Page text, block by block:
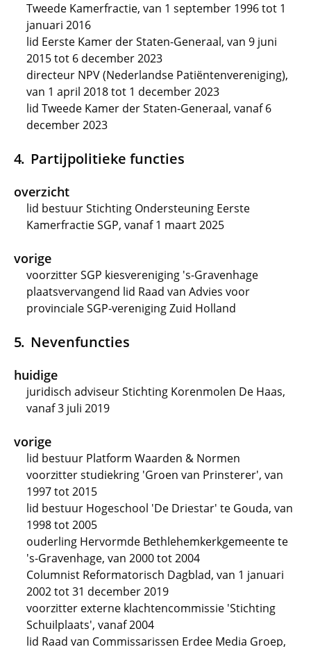
Tweede Kamerfractie, van 1 september 1996 tot 1
januari 2016
lid Eerste Kamer der Staten-Generaal, van 9 juni
2015 tot 6 december 2023
directeur NPV (Nederlandse Patiëntenvereniging),
van 1 april 2018 tot 1 december 2023
lid Tweede Kamer der Staten-Generaal, vanaf 6
december 2023
Partijpolitieke functies
overzicht
lid bestuur Stichting Ondersteuning Eerste
Kamerfractie SGP, vanaf 1 maart 2025
vorige
voorzitter SGP kiesvereniging 's-Gravenhage
plaatsvervangend lid Raad van Advies voor
provinciale SGP-vereniging Zuid Holland
Nevenfuncties
huidige
juridisch adviseur Stichting Korenmolen De Haas,
vanaf 3 juli 2019
vorige
lid bestuur Platform Waarden & Normen
voorzitter studiekring 'Groen van Prinsterer', van
1997 tot 2015
lid bestuur Hogeschool 'De Driestar' te Gouda, van
1998 tot 2005
ouderling Hervormde Bethlehemkerkgemeente te
's-Gravenhage, van 2000 tot 2004
Columnist Reformatorisch Dagblad, van 1 januari
2002 tot 31 december 2019
voorzitter externe klachtencommissie 'Stichting
Schuilplaats', vanaf 2004
lid Raad van Commissarissen Erdee Media Groep,